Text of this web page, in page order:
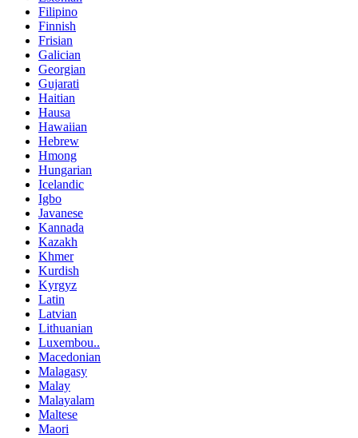
Filipino
Finnish
Frisian
Galician
Georgian
Gujarati
Haitian
Hausa
Hawaiian
Hebrew
Hmong
Hungarian
Icelandic
Igbo
Javanese
Kannada
Kazakh
Khmer
Kurdish
Kyrgyz
Latin
Latvian
Lithuanian
Luxembou..
Macedonian
Malagasy
Malay
Malayalam
Maltese
Maori